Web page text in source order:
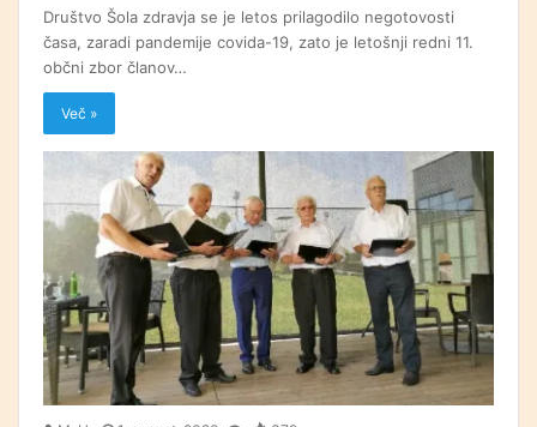
Društvo Šola zdravja se je letos prilagodilo negotovosti
časa, zaradi pandemije covida-19, zato je letošnji redni 11.
občni zbor članov…
Več »